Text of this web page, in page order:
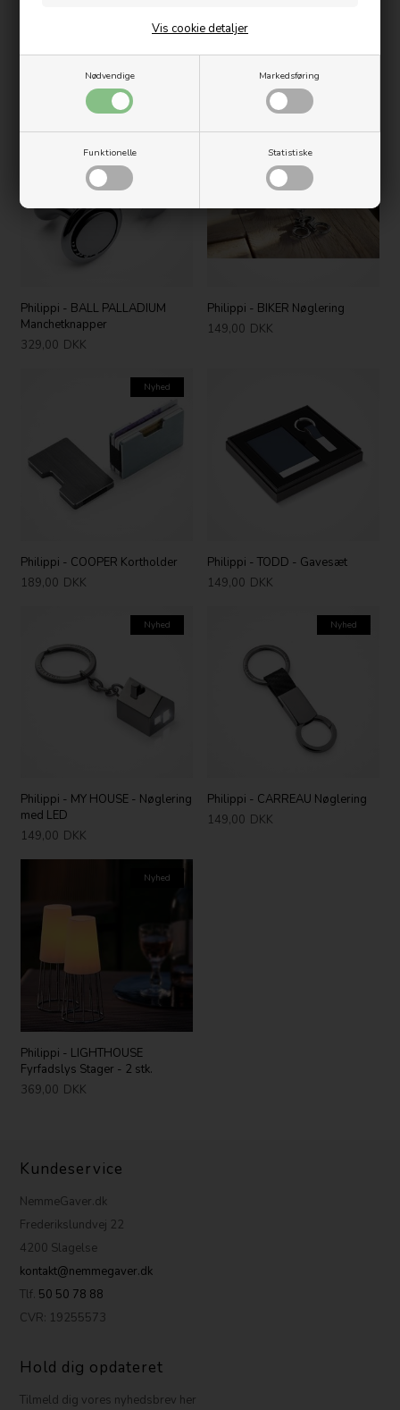
Nødvendige Markedsføring
Funktionelle Statistiske
Vis cookie detaljer
Philippi - CUBO Tepotte-varmer
DKK
Philippi - NIC Kortholder i sort
DKK
Philippi - BALL PALLADIUM
Manchetknapper
329,00 DKK
Nyhed
Philippi - BIKER Nøglering
149,00 DKK
Nyhed
Philippi - COOPER Kortholder
189,00 DKK
Philippi - TODD - Gavesæt
149,00 DKK
Nyhed
Philippi - MY HOUSE - Nøglering
med LED
149,00 DKK
Nyhed
Philippi - CARREAU Nøglering
149,00 DKK
Nyhed
Philippi - LIGHTHOUSE
Fyrfadslys Stager - 2 stk.
369,00 DKK
Kundeservice
NemmeGaver.dk
Frederikslundvej 22
4200 Slagelse
kontakt@nemmegaver.dk
Tlf. 50 50 78 88
CVR: 19255573
Hold dig opdateret
Tilmeld dig vores nyhedsbrev her